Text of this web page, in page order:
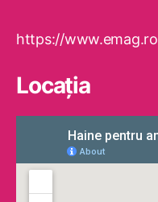
https://www.emag.ro
Locaţia